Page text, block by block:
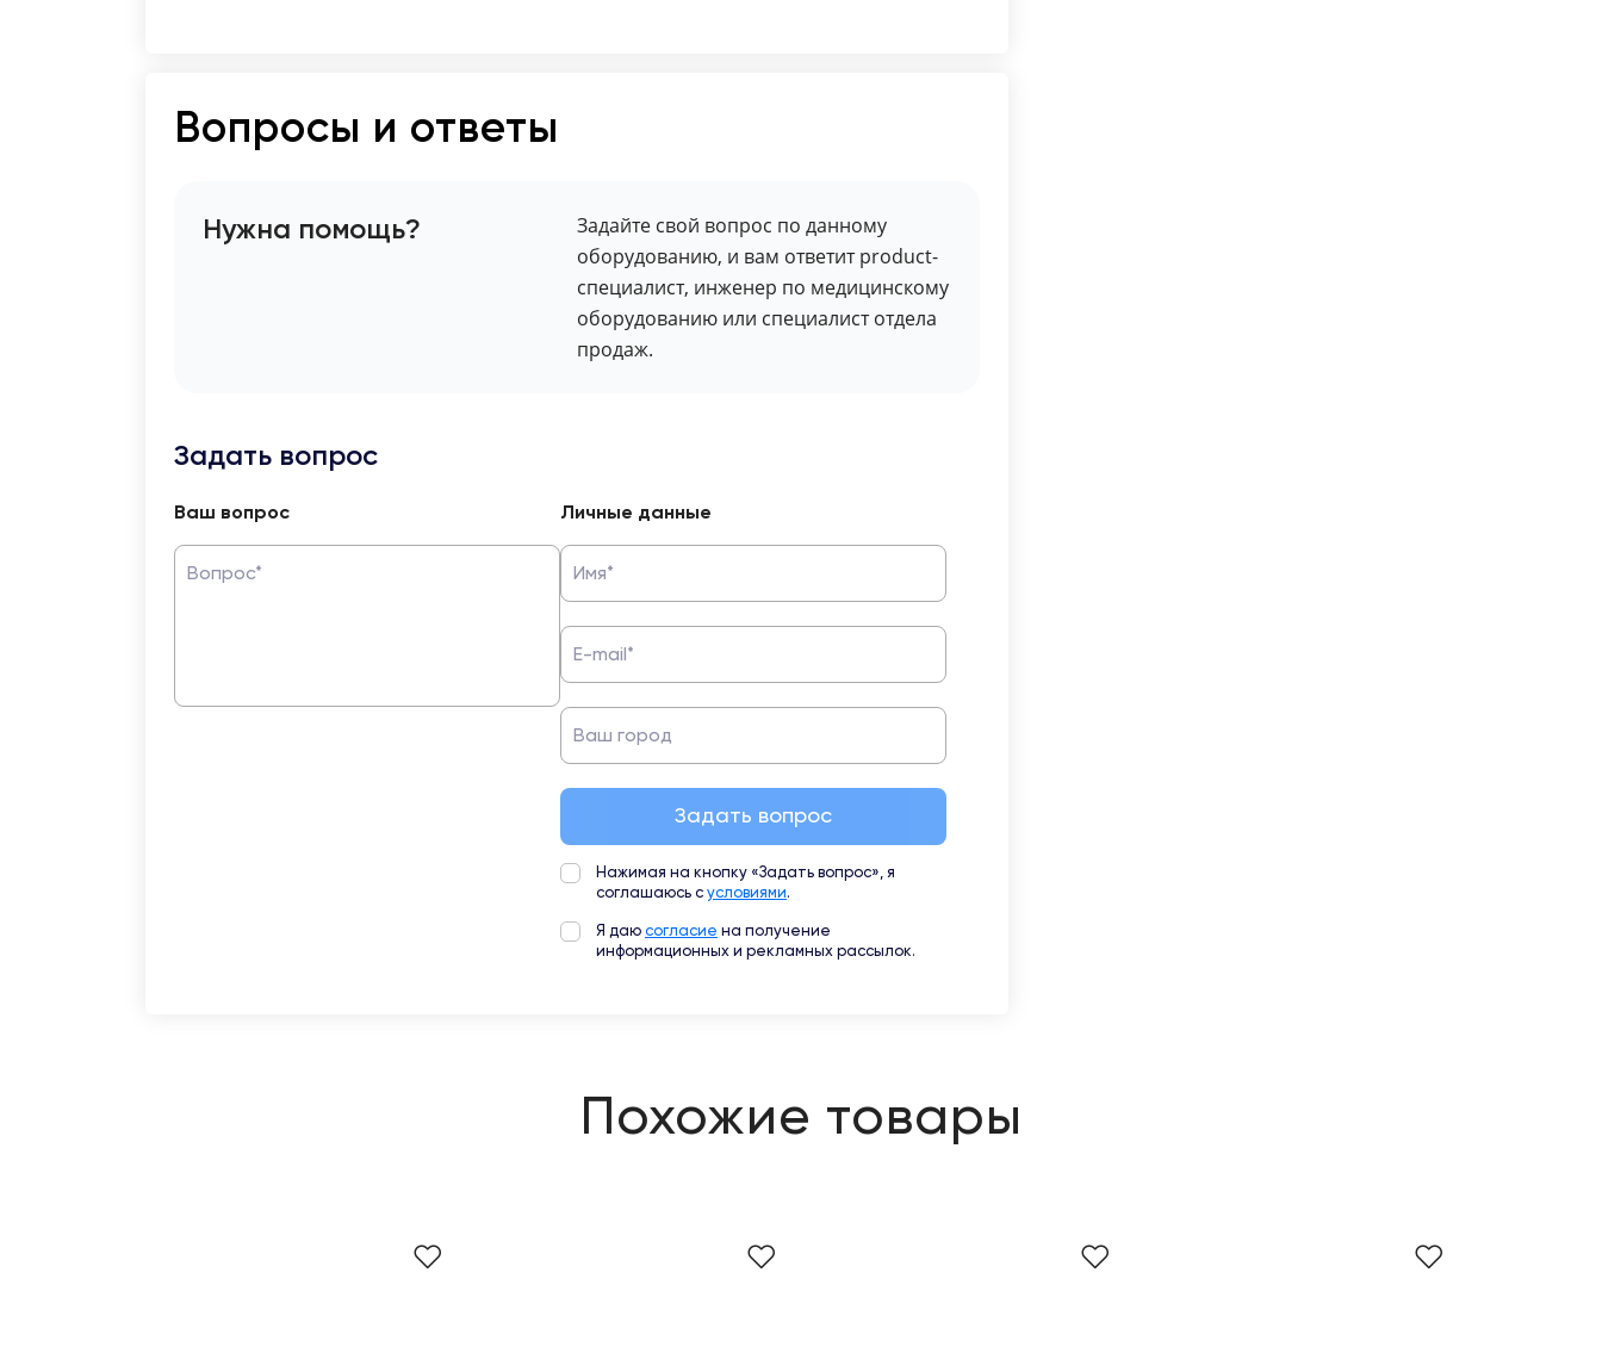
Вопросы и ответы
Нужна помощь?
Задайте свой вопрос по данному
оборудованию, и вам ответит product-
специалист, инженер по медицинскому
оборудованию или специалист отдела
продаж.
Задать вопрос
Ваш вопрос
Вопрос*
Личные данные
Имя*
E-mail*
Ваш город
Задать вопрос
Нажимая на кнопку «Задать вопрос», я
соглашаюсь с условиями.
Я даю согласие на получение
информационных и рекламных рассылок.
Похожие товары